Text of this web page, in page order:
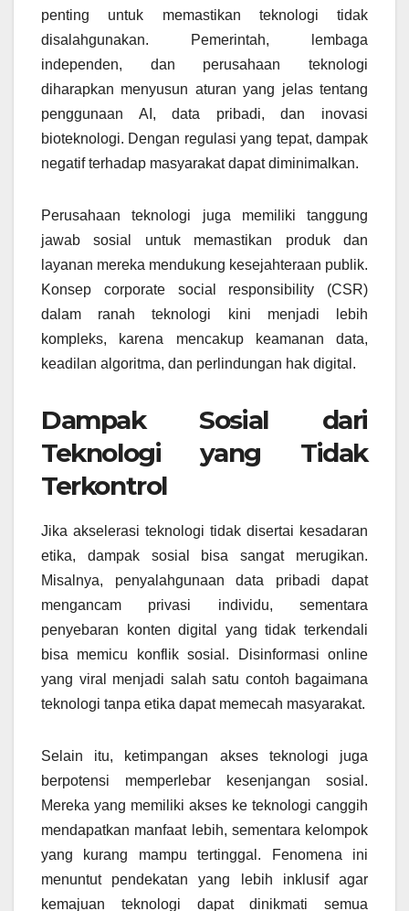
penting untuk memastikan teknologi tidak
disalahgunakan. Pemerintah, lembaga
independen, dan perusahaan teknologi
diharapkan menyusun aturan yang jelas tentang
penggunaan AI, data pribadi, dan inovasi
bioteknologi. Dengan regulasi yang tepat, dampak
negatif terhadap masyarakat dapat diminimalkan.
Perusahaan teknologi juga memiliki tanggung
jawab sosial untuk memastikan produk dan
layanan mereka mendukung kesejahteraan publik.
Konsep corporate social responsibility (CSR)
dalam ranah teknologi kini menjadi lebih
kompleks, karena mencakup keamanan data,
keadilan algoritma, dan perlindungan hak digital.
Dampak Sosial dari
Teknologi yang Tidak
Terkontrol
Jika akselerasi teknologi tidak disertai kesadaran
etika, dampak sosial bisa sangat merugikan.
Misalnya, penyalahgunaan data pribadi dapat
mengancam privasi individu, sementara
penyebaran konten digital yang tidak terkendali
bisa memicu konflik sosial. Disinformasi online
yang viral menjadi salah satu contoh bagaimana
teknologi tanpa etika dapat memecah masyarakat.
Selain itu, ketimpangan akses teknologi juga
berpotensi memperlebar kesenjangan sosial.
Mereka yang memiliki akses ke teknologi canggih
mendapatkan manfaat lebih, sementara kelompok
yang kurang mampu tertinggal. Fenomena ini
menuntut pendekatan yang lebih inklusif agar
kemajuan teknologi dapat dinikmati semua